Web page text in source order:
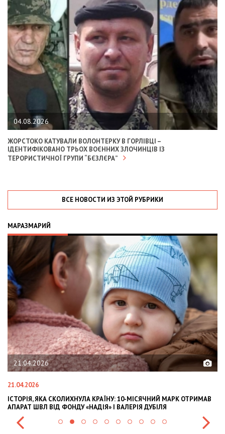
04.08.2026
ЖОРСТОКО КАТУВАЛИ ВОЛОНТЕРКУ В ГОРЛІВЦІ –
ІДЕНТИФІКОВАНО ТРЬОХ ВОЄННИХ ЗЛОЧИНЦІВ ІЗ
ТЕРОРИСТИЧНОЇ ГРУПИ “БЄЗЛЄРА”
ВСЕ НОВОСТИ ИЗ ЭТОЙ РУБРИКИ
МАРАЗМАРИЙ
КРАЇНУ: 10-МІСЯЧНИЙ МАРК ОТРИМАВ
І ВАЛЕРІЯ ДУБІЛЯ
02.02.2026
OLEKSII ABASOV: HOW
INTERNATIONAL